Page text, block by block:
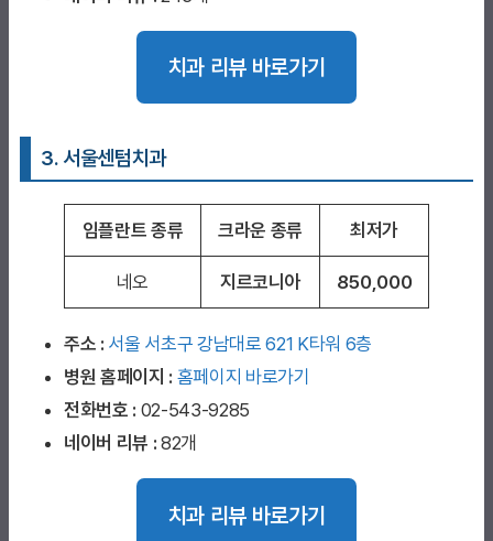
치과 리뷰 바로가기
3. 서울센텀치과
임플란트 종류 크라운 종류 최저가
네오 지르코니아 850,000
주소 : 서울 서초구 강남대로 621 K타워 6층
병원 홈페이지 : 홈페이지 바로가기
전화번호 : 02-543-9285
네이버 리뷰 : 82개
치과 리뷰 바로가기